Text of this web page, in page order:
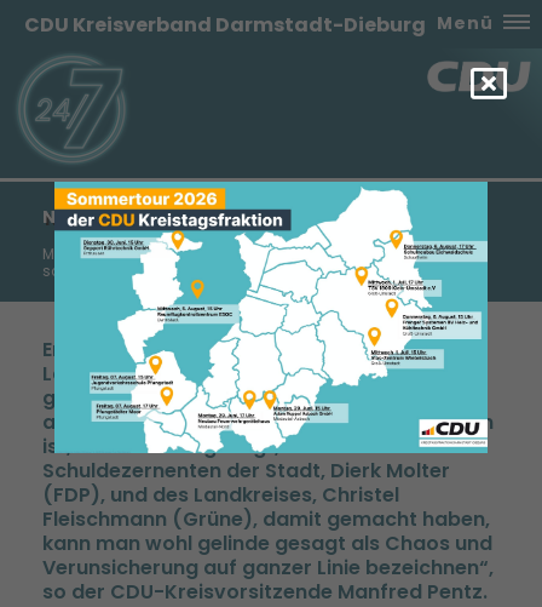
CDU Kreisverband Darmstadt-Dieburg Menü
NEUORDNUNG DER SCHULLANDSCHAFT
Manfred Pentz: „Neue Plätze an städtischen Gymnasien
schaffen“ – „Chaos muss ein Ende haben“
Erstmals wollen die Stadt Darmstadt und der
Landkreis Darmstadt-Dieburg einen
gemeinsamen Schulentwicklungsplan
aufstellen. „Was bisher dabei rausgekommen
ist, oder anders gesagt, was die
Schuldezernenten der Stadt, Dierk Molter
(FDP), und des Landkreises, Christel
Fleischmann (Grüne), damit gemacht haben,
kann man wohl gelinde gesagt als Chaos und
Verunsicherung auf ganzer Linie bezeichnen“,
so der CDU-Kreisvorsitzende Manfred Pentz.